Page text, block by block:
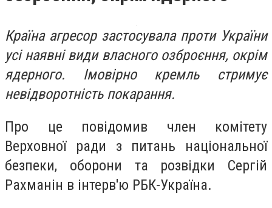
Країна агресор застосувала проти України
усі наявні види власного озброєння, окрім
ядерного. Імовірно кремль стримує
невідворотність покарання.
Про це повідомив член комітету
Верховної ради з питань національної
безпеки, оборони та розвідки Сергій
Рахманін в інтерв'ю РБК-Україна.